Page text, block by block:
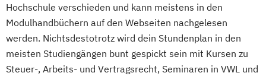
Hochschule verschieden und kann meistens in den
Modulhandbüchern auf den Webseiten nachgelesen
werden. Nichtsdestotrotz wird dein Stundenplan in den
meisten Studiengängen bunt gespickt sein mit Kursen zu
Steuer-, Arbeits- und Vertragsrecht, Seminaren in VWL und